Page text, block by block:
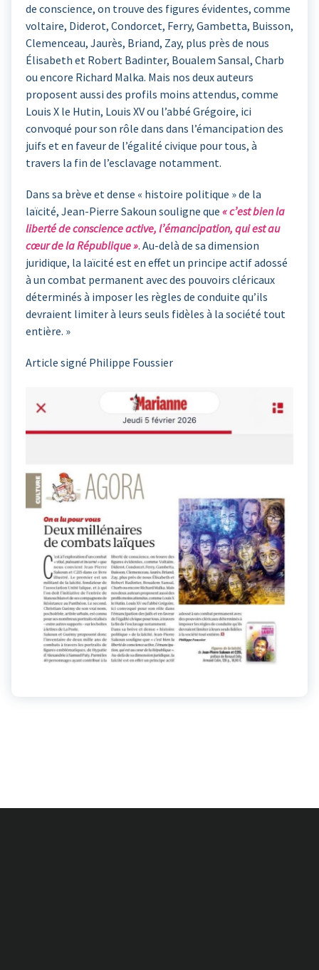
de conscience, on trouve des figures évidentes, comme
voltaire, Diderot, Condorcet, Ferry, Gambetta, Buisson,
Clemenceau, Jaurès, Briand, Zay, plus près de nous
Élisabeth et Robert Badinter, Boualem Sansal, Charb
ou encore Richard Malka. Mais nos deux auteurs
proposent aussi des profils moins attendus, comme
Louis X le Hutin, Louis XV ou l’abbé Grégoire, ici
convoqué pour son rôle dans dans l’émancipation des
juifs et en faveur de l’égalité civique pour tous, à
travers la fin de l’esclavage notamment.
Dans sa brève et dense « histoire politique » de la
laïcité, Jean-Pierre Sakoun souligne que « c’est bien la
liberté de conscience active, l’émancipation, qui est au
cœur de la République ». Au-delà de sa dimension
juridique, la laïcité est en effet un principe actif adossé
à un combat permanent avec des pouvoirs cléricaux
déterminés à imposer les règles de conduite qu’ils
devraient limiter à leurs seuls fidèles à la société tout
entière. »
Article signé Philippe Foussier